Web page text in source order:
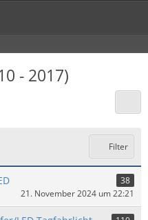
- 2017)
Filter
38
21. November 2024 um 22:21